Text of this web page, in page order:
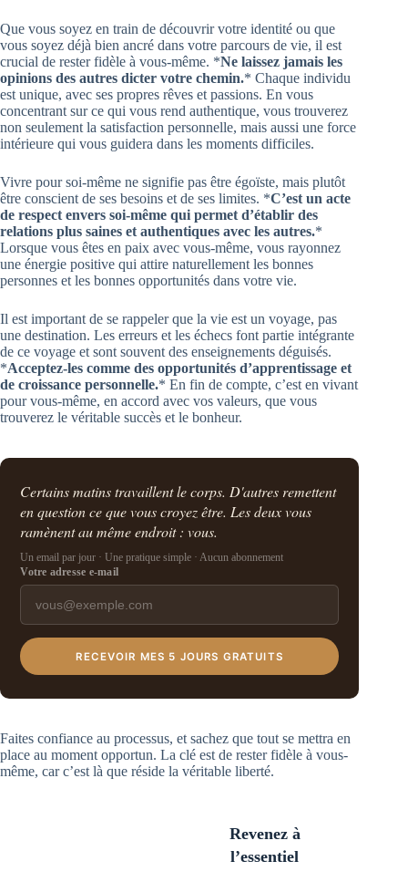
Que vous soyez en train de découvrir votre identité ou que
vous soyez déjà bien ancré dans votre parcours de vie, il est
crucial de rester fidèle à vous-même. *Ne laissez jamais les
opinions des autres dicter votre chemin.* Chaque individu
est unique, avec ses propres rêves et passions. En vous
concentrant sur ce qui vous rend authentique, vous trouverez
non seulement la satisfaction personnelle, mais aussi une force
intérieure qui vous guidera dans les moments difficiles.
Vivre pour soi-même ne signifie pas être égoïste, mais plutôt
être conscient de ses besoins et de ses limites. *C’est un acte
de respect envers soi-même qui permet d’établir des
relations plus saines et authentiques avec les autres.*
Lorsque vous êtes en paix avec vous-même, vous rayonnez
une énergie positive qui attire naturellement les bonnes
personnes et les bonnes opportunités dans votre vie.
Il est important de se rappeler que la vie est un voyage, pas
une destination. Les erreurs et les échecs font partie intégrante
de ce voyage et sont souvent des enseignements déguisés.
*Acceptez-les comme des opportunités d’apprentissage et
de croissance personnelle.* En fin de compte, c’est en vivant
pour vous-même, en accord avec vos valeurs, que vous
trouverez le véritable succès et le bonheur.
Certains matins travaillent le corps. D'autres remettent
en question ce que vous croyez être. Les deux vous
ramènent au même endroit : vous.
Un email par jour · Une pratique simple · Aucun abonnement
Votre adresse e-mail
RECEVOIR MES 5 JOURS GRATUITS
Faites confiance au processus, et sachez que tout se mettra en
place au moment opportun. La clé est de rester fidèle à vous-
même, car c’est là que réside la véritable liberté.
Revenez à
l’essentiel